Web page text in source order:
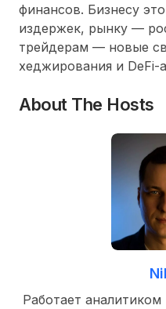
финансов. Бизнесу
издержек, рынку —
трейдерам — новые
хеджирования и DeFi-
About The Hosts
Работает